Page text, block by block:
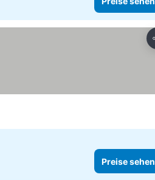
Preise sehen